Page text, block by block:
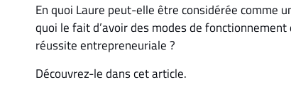
En quoi Laure peut-elle être considérée comme
quoi le fait d’avoir des modes de
réussite entrepreneuriale ?
Découvrez-le dans cet article.